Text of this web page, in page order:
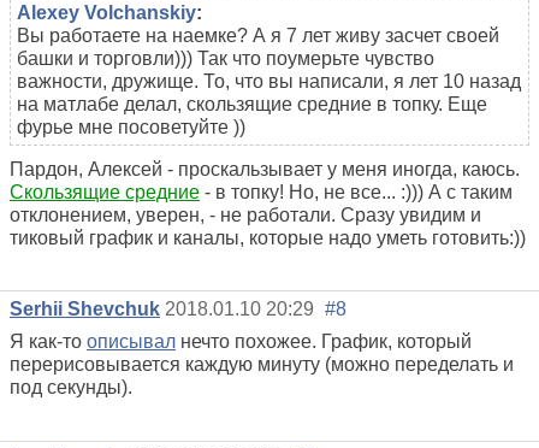
Alexey Volchanskiy:
Вы работаете на наемке? А я 7 лет живу засчет своей
башки и торговли))) Так что поумерьте чувство
важности, дружище. То, что вы написали, я лет 10 назад
на матлабе делал, скользящие средние в топку. Еще
фурье мне посоветуйте ))
Пардон, Алексей - проскальзывает у меня иногда, каюсь.
Скользящие средние - в топку! Но, не все... :))) А с таким
отклонением, уверен, - не работали. Сразу увидим и
тиковый график и каналы, которые надо уметь готовить:))
Serhii Shevchuk 2018.01.10 20:29 #8
Я как-то описывал нечто похожее. График, который
перерисовывается каждую минуту (можно переделать и
под секунды).